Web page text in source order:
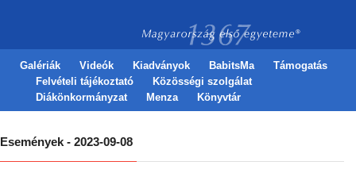
Galériák Videók Kiadványok BabitsMa
Támogatás
Felvételi tájékoztató
Közösségi szolgálat
Diákönkormányzat
Menza Könyvtár
Események - 2023-09-08